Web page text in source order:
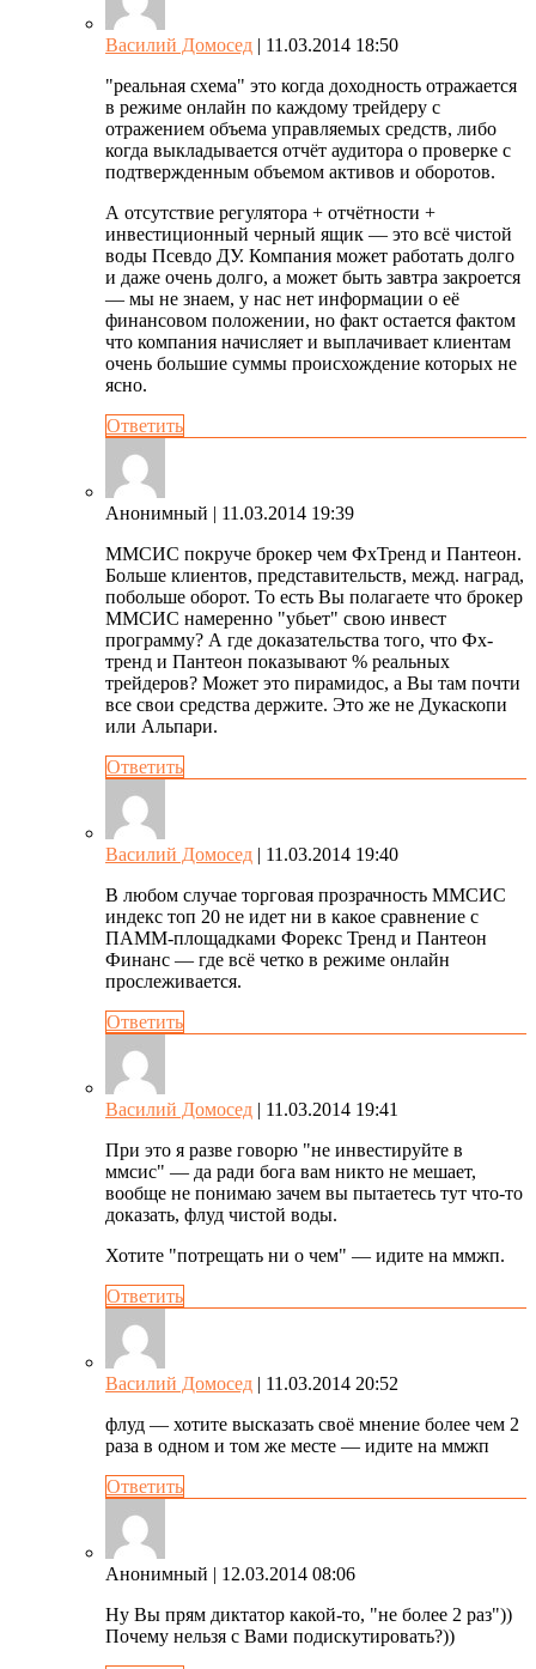
Василий Домосед | 11.03.2014 18:50
"реальная схема" это когда доходность отражается
в режиме онлайн по каждому трейдеру с
отражением объема управляемых средств, либо
когда выкладывается отчёт аудитора о проверке с
подтвержденным объемом активов и оборотов.
А отсутствие регулятора + отчётности +
инвестиционный черный ящик — это всё чистой
воды Псевдо ДУ. Компания может работать долго
и даже очень долго, а может быть завтра закроется
— мы не знаем, у нас нет информации о её
финансовом положении, но факт остается фактом
что компания начисляет и выплачивает клиентам
очень большие суммы происхождение которых не
ясно.
Ответить
Анонимный | 11.03.2014 19:39
ММСИС покруче брокер чем ФхТренд и Пантеон.
Больше клиентов, представительств, межд. наград,
побольше оборот. То есть Вы полагаете что брокер
ММСИС намеренно "убьет" свою инвест
программу? А где доказательства того, что Фх-
тренд и Пантеон показывают % реальных
трейдеров? Может это пирамидос, а Вы там почти
все свои средства держите. Это же не Дукаскопи
или Альпари.
Ответить
Василий Домосед | 11.03.2014 19:40
В любом случае торговая прозрачность ММСИС
индекс топ 20 не идет ни в какое сравнение с
ПАММ-площадками Форекс Тренд и Пантеон
Финанс — где всё четко в режиме онлайн
прослеживается.
Ответить
Василий Домосед | 11.03.2014 19:41
При это я разве говорю "не инвестируйте в
ммсис" — да ради бога вам никто не мешает,
вообще не понимаю зачем вы пытаетесь тут что-то
доказать, флуд чистой воды.
Хотите "потрещать ни о чем" — идите на ммжп.
Ответить
Василий Домосед | 11.03.2014 20:52
флуд — хотите высказать своё мнение более чем 2
раза в одном и том же месте — идите на ммжп
Ответить
Анонимный | 12.03.2014 08:06
Ну Вы прям диктатор какой-то, "не более 2 раз"))
Почему нельзя с Вами подискутировать?))